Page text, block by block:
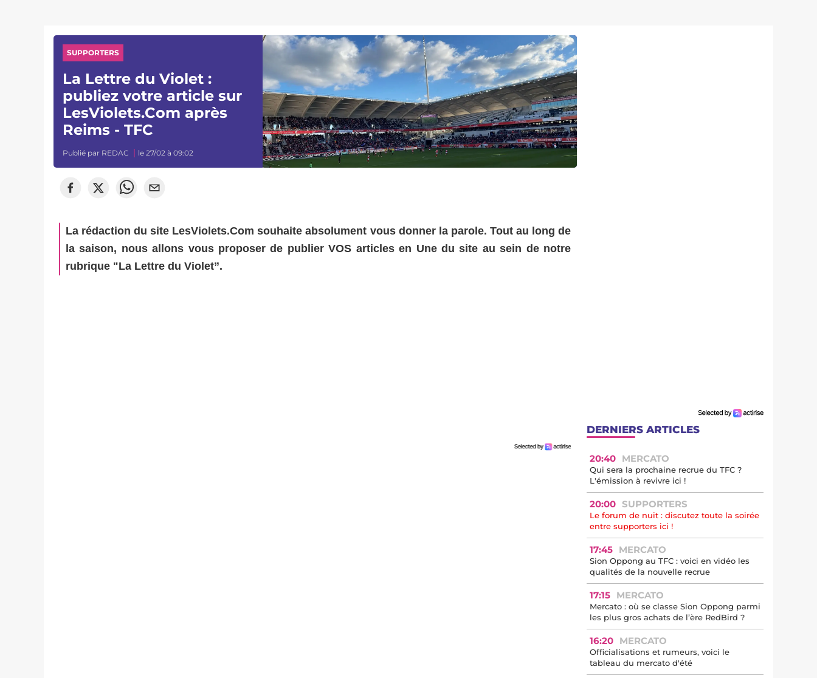
SUPPORTERS
La Lettre du Violet :
publiez votre article sur
LesViolets.Com après
Reims - TFC
Publié par REDAC le 27/02 à 09:02
La rédaction du site LesViolets.Com souhaite absolument vous donner la parole. Tout au long de
la saison, nous allons vous proposer de publier VOS articles en Une du site au sein de notre
rubrique "La Lettre du Violet”.
DERNIERS ARTICLES
20:40 MERCATO
Qui sera la prochaine recrue du TFC ?
L'émission à revivre ici !
20:00 SUPPORTERS
Le forum de nuit : discutez toute la soirée
entre supporters ici !
17:45 MERCATO
Sion Oppong au TFC : voici en vidéo les
qualités de la nouvelle recrue
17:15 MERCATO
Mercato : où se classe Sion Oppong parmi
les plus gros achats de l’ère RedBird ?
16:20 MERCATO
Officialisations et rumeurs, voici le
tableau du mercato d'été